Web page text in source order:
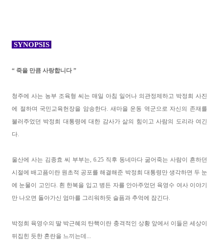
SYNOPSIS
“ 죽을 만큼 사랑합니다 ”
청주에 사는 농부 조육형 씨는 매일 아침 일어나 의관정제하고 박정희 사진
에 절하며 국민교육헌장을 암송한다. 새마을 운동 역군으로 자신의 존재를
불러주었던 박정희 대통령에 대한 감사가 삶의 힘이고 사람의 도리라 여긴
다.
울산에 사는 김종효 씨 부부는, 6.25 직후 동네마다 굶어죽는 사람이 흔하던
시절에 배고픔이란 원초적 공포를 해결해준 박정희 대통령만 생각하면 두 눈
에 눈물이 고인다. 흰 한복을 입고 병든 자를 안아주었던 육영수 여사 이야기
만 나오면 돌아가신 엄마를 그리워하듯 슬픔과 추억에 잠긴다.
박정희 육영수의 딸 박근혜의 탄핵이란 충격적인 상황 앞에서 이들은 세상이
뒤집힌 듯한 혼란을 느끼는데...